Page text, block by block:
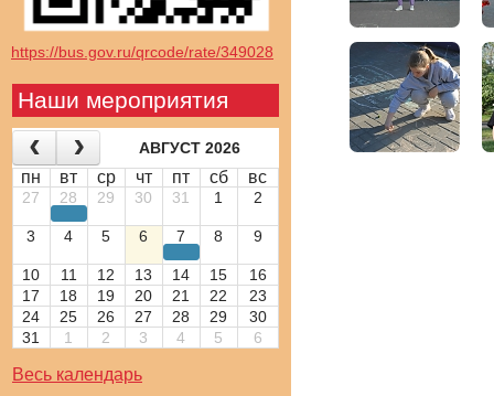
https://bus.gov.ru/qrcode/rate/349028
Наши мероприятия
АВГУСТ 2026
пн вт ср чт пт сб вс
27 28 29 30 31 1 2
3 4 5 6 7 8 9
10 11 12 13 14 15
16
17
18 19 20 21 22
23
24
25 26 27 28 29
30
31
1 2 3 4 5 6
Весь календарь